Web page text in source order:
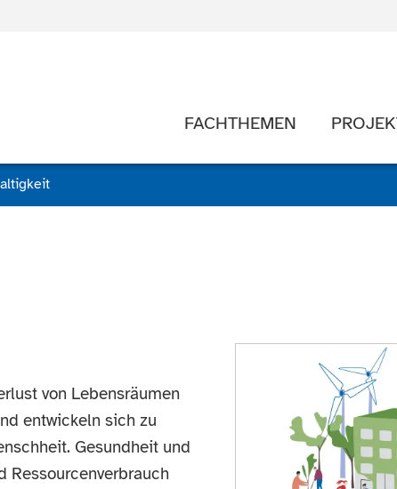
FACHTHEMEN
von Lebensräumen
entwickeln sich zu
Gesundheit und
Ressourcenverbrauch